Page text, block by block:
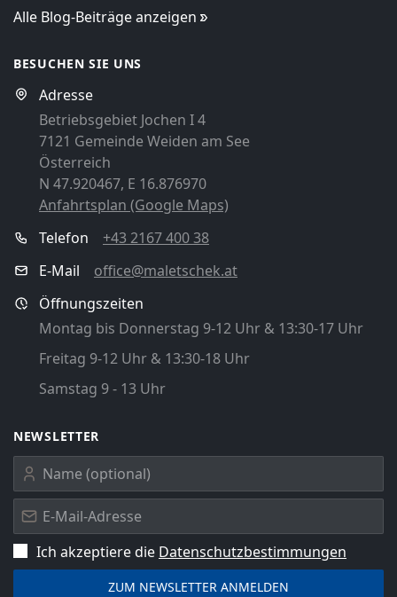
Alle Blog-Beiträge anzeigen
BESUCHEN SIE UNS
Adresse
Betriebsgebiet Jochen I 4
7121 Gemeinde Weiden am See
Österreich
N 47.920467, E 16.876970
Anfahrtsplan (Google Maps)
Telefon
+43 2167 400 38
E-Mail
office@maletschek.at
Öffnungszeiten
Montag bis Donnerstag 9-12 Uhr & 13:30-17 Uhr
Freitag 9-12 Uhr & 13:30-18 Uhr
Samstag 9 - 13 Uhr
NEWSLETTER
Ich akzeptiere die Datenschutz­bestimmungen